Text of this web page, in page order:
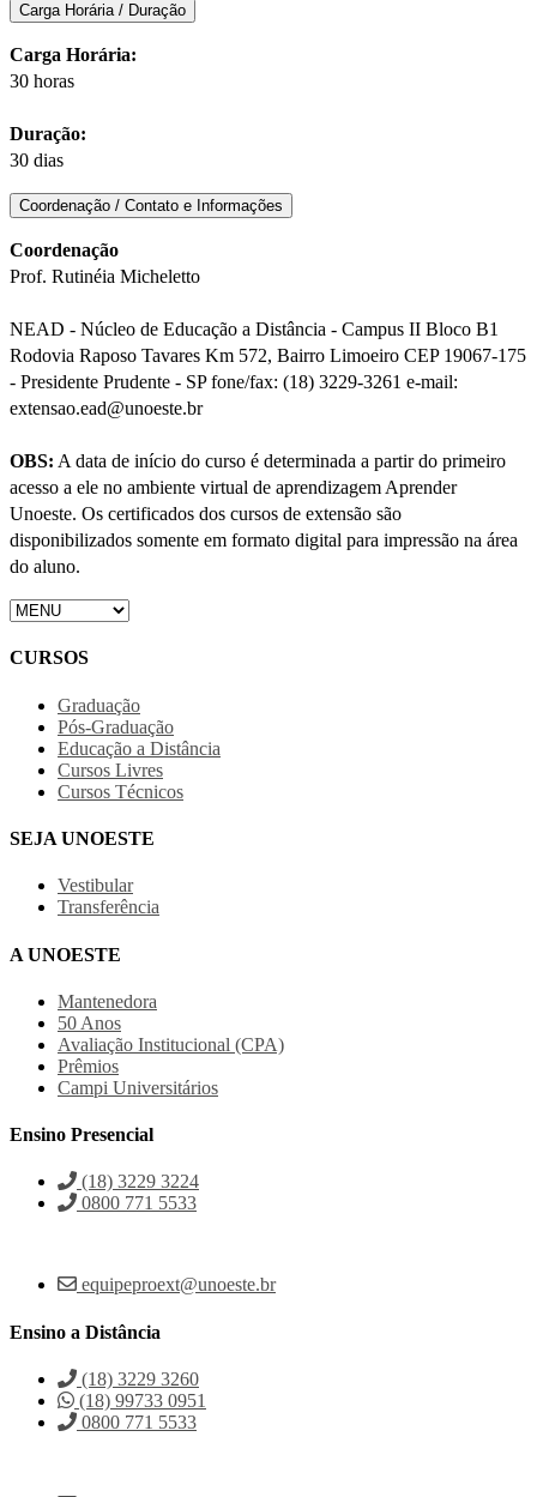
Carga Horária / Duração
Carga Horária:
30 horas
Duração:
30 dias
Coordenação / Contato e Informações
Coordenação
Prof. Rutinéia Micheletto
NEAD - Núcleo de Educação a Distância - Campus II Bloco B1
Rodovia Raposo Tavares Km 572, Bairro Limoeiro CEP 19067-175
- Presidente Prudente - SP fone/fax: (18) 3229-3261 e-mail:
extensao.ead@unoeste.br
OBS: A data de início do curso é determinada a partir do primeiro
acesso a ele no ambiente virtual de aprendizagem Aprender
Unoeste. Os certificados dos cursos de extensão são
disponibilizados somente em formato digital para impressão na área
do aluno.
CURSOS
Graduação
Pós-Graduação
Educação a Distância
Cursos Livres
Cursos Técnicos
SEJA UNOESTE
Vestibular
Transferência
A UNOESTE
Mantenedora
50 Anos
Avaliação Institucional (CPA)
Prêmios
Campi Universitários
Ensino Presencial
(18) 3229 3224
0800 771 5533
equipeproext@unoeste.br
Ensino a Distância
(18) 3229 3260
(18) 99733 0951
0800 771 5533